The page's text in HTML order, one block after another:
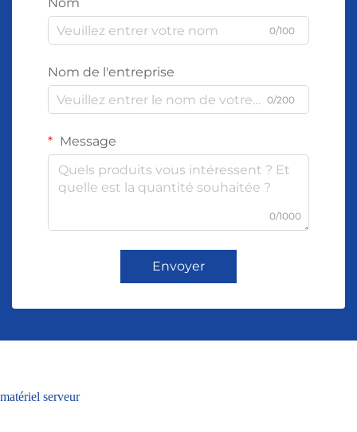
0/100
Nom de l'entreprise
0/200
Message
0/1000
Envoyer
matériel serveur